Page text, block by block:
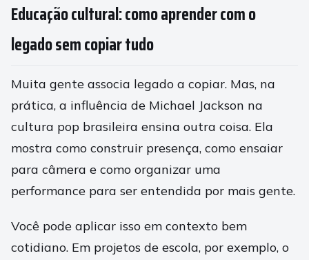
Educação cultural: como aprender com o
legado sem copiar tudo
Muita gente associa legado a copiar. Mas, na
prática, a influência de Michael Jackson na
cultura pop brasileira ensina outra coisa. Ela
mostra como construir presença, como ensaiar
para câmera e como organizar uma
performance para ser entendida por mais gente.
Você pode aplicar isso em contexto bem
cotidiano. Em projetos de escola, por exemplo, o